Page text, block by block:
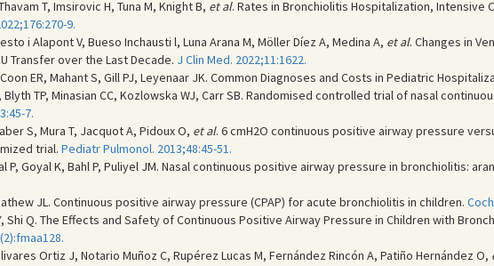
T, Imsirovic H, Tuna M, Knight B, et al. Rates in Bronchiolitis Hospitalization, Intensive
9.
i Alapont V, Bueso Inchausti l, Luna Arana M, Möller Díez A, Medina A, et al. Changes in
Transfer over the Last Decade. J Clin Med. 2022;11:1622.
ER, Mahant S, Gill PJ, Leyenaar JK. Common Diagnoses and Costs in Pediatric
Blyth TP, Minasian CC, Kozlowska WJ, Carr SB. Randomised controlled trial of nasal
7.
S, Mura T, Jacquot A, Pidoux O, et al. 6 cmH2O continuous positive airway pressure
trial. Pediatr Pulmonol. 2013;48:45-51.
P, Goyal K, Bahl P, Puliyel JM. Nasal continuous positive airway pressure in bronchiolitis:
JL. Continuous positive airway pressure (CPAP) for acute bronchiolitis in children.
Shi Q. The Effects and Safety of Continuous Positive Airway Pressure in Children with
Ortiz J, Notario Muñoz C, Rupérez Lucas M, Fernández Rincón A, Patiño Hernández O,